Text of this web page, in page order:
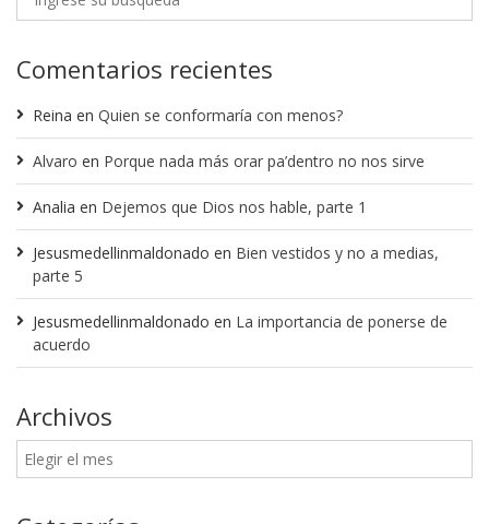
Comentarios recientes
Reina en Quien se conformaría con menos?
Alvaro en Porque nada más orar pa’dentro no nos sirve
Analia en Dejemos que Dios nos hable, parte 1
Jesusmedellinmaldonado en Bien vestidos y no a medias,
parte 5
Jesusmedellinmaldonado en La importancia de ponerse de
acuerdo
Archivos